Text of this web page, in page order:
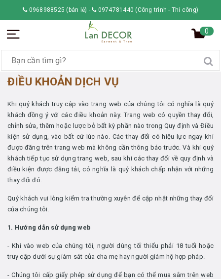
0968988525 (bán lẻ) - 0974781440 (Công trình - Thi công)
0
ĐIỀU KHOẢN DỊCH VỤ
Khi quý khách truy cập vào trang web của chúng tôi có nghĩa là quý
khách đồng ý với các điều khoản này. Trang web có quyền thay đổi,
chỉnh sửa, thêm hoặc lược bỏ bất kỳ phần nào trong Quy định và Điều
kiện sử dụng, vào bất cứ lúc nào. Các thay đổi có hiệu lực ngay khi
được đăng trên trang web mà không cần thông báo trước. Và khi quý
khách tiếp tục sử dụng trang web, sau khi các thay đổi về quy định và
điều kiện được đăng tải, có nghĩa là quý khách chấp nhận với những
thay đổi đó.
Quý khách vui lòng kiểm tra thường xuyên để cập nhật những thay đổi
của chúng tôi.
1. Hướng dẫn sử dụng web
- Khi vào web của chúng tôi, người dùng tối thiểu phải 18 tuổi hoặc
truy cập dưới sự giám sát của cha mẹ hay người giám hộ hợp pháp.
- Chúng tôi cấp giấy phép sử dụng để bạn có thể mua sắm trên web